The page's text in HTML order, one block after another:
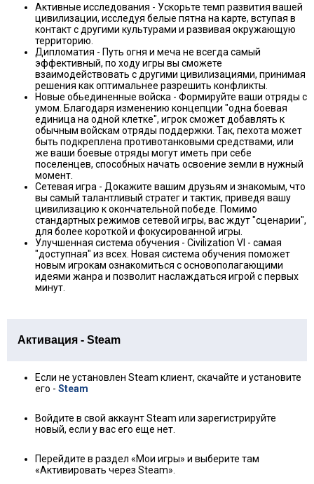
Активные исследования - Ускорьте темп развития вашей
цивилизации, исследуя белые пятна на карте, вступая в
контакт с другими культурами и развивая окружающую
территорию.
Дипломатия - Путь огня и меча не всегда самый
эффективный, по ходу игры вы сможете
взаимодействовать с другими цивилизациями, принимая
решения как оптимальнее разрешить конфликты.
Новые обьединенные войска - Формируйте ваши отряды с
умом. Благодаря изменению концепции "одна боевая
единица на одной клетке", игрок сможет добавлять к
обычным войскам отряды поддержки. Так, пехота может
быть подкреплена противотанковыми средствами, или
же ваши боевые отряды могут иметь при себе
поселенцев, способных начать освоение земли в нужный
момент.
Сетевая игра - Докажите вашим друзьям и знакомым, что
вы самый талантливый стратег и тактик, приведя вашу
цивилизацию к окончательной победе. Помимо
стандартных режимов сетевой игры, вас ждут "сценарии",
для более короткой и фокусированной игры.
Улучшенная система обучения - Civilization VI - самая
"доступная" из всех. Новая система обучения поможет
новым игрокам ознакомиться с основополагающими
идеями жанра и позволит наслаждаться игрой с первых
минут.
Активация - Steam
Если не установлен Steam клиент, скачайте и установите
его - Steam
Войдите в свой аккаунт Steam или зарегистрируйте
новый, если у вас его еще нет.
Перейдите в раздел «Мои игры» и выберите там
«Активировать через Steam».